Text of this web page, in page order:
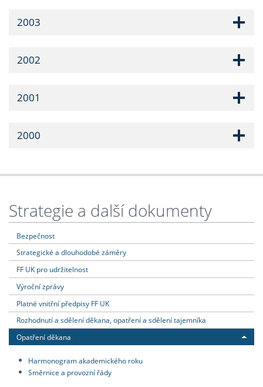
2003
2002
2001
2000
Strategie a další dokumenty
Bezpečnost
Strategické a dlouhodobé záměry
FF UK pro udržitelnost
Výroční zprávy
Platné vnitřní předpisy FF UK
Rozhodnutí a sdělení děkana, opatření a sdělení tajemníka
Opatření děkana
Harmonogram akademického roku
Směrnice a provozní řády